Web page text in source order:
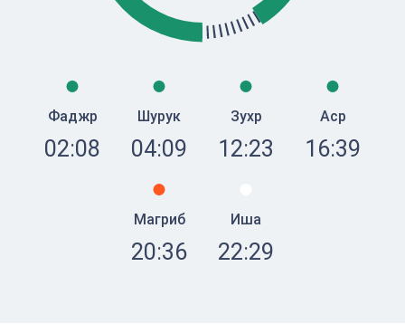
Фаджр
02:08
Шурук
04:09
Зухр
12:23
Аср
16:39
Магриб
20:36
Иша
22:29